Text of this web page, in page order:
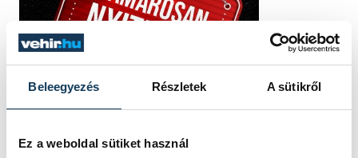
Beleegyezés Részletek A sütikről
Ez a weboldal sütiket használ